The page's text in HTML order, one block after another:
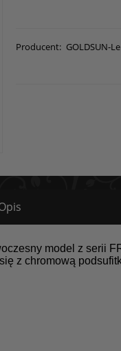
Producent: GOLDSUN-Le
model z serii
z chromową